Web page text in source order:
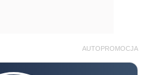
AUTOPROMOCJA